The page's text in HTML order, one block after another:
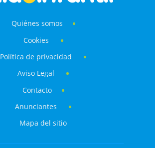
Quiénes somos
Cookies
Política de privacidad
Aviso Legal
Contacto
Anunciantes
Mapa del sitio